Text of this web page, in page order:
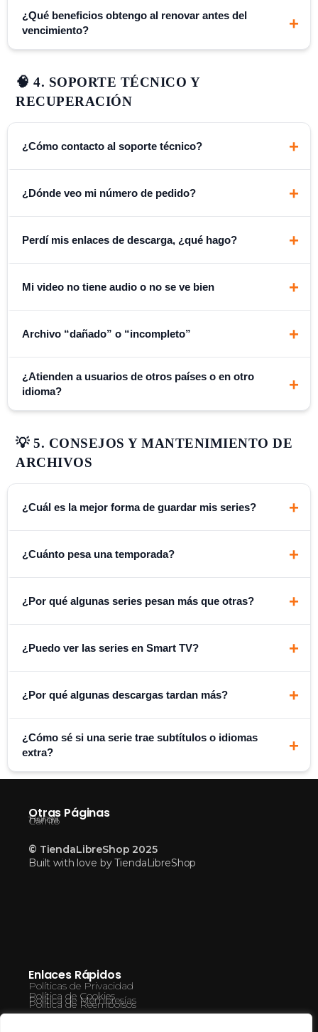
series completas en
HD/FullHD
o volumen premium
Soporte VIP
Plata:
¿Qué beneficios obtengo al renovar antes del
vencimiento?
+
Plata:
Oro:
Platinum 4K:
🧠 4. SOPORTE TÉCNICO Y
RECUPERACIÓN
¿Cómo contacto al soporte técnico? +
¿Dónde veo mi número de pedido? +
Perdí mis enlaces de descarga, ¿qué hago? +
Mi video no tiene audio o no se ve bien +
Archivo “dañado” o “incompleto” +
¿Atienden a usuarios de otros países o en otro
idioma?
+
💡 5. CONSEJOS Y MANTENIMIENTO DE
ARCHIVOS
¿Cuál es la mejor forma de guardar mis series? +
¿Cuánto pesa una temporada? +
480p:
720p:
4K UHD:
¿Por qué algunas series pesan más que otras? +
¿Puedo ver las series en Smart TV? +
¿Por qué algunas descargas tardan más? +
¿Cómo sé si una serie trae subtítulos o idiomas
extra?
+
Otras Páginas
Home
Tienda
Carrito
© TiendaLibreShop 2025
Built with love by TiendaLibreShop
Enlaces Rápidos
Políticas de Privacidad
Política de Cookies
Política de Membresías
Política de Reembolsos